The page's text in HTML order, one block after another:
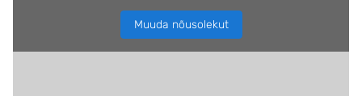
Muuda nõusolekut